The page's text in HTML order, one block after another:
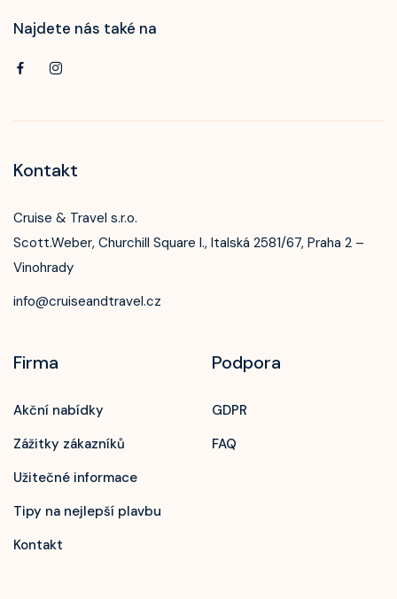
Najdete nás také na
Kontakt
Cruise & Travel s.r.o.
Scott.Weber, Churchill Square I., Italská 2581/67, Praha 2 –
Vinohrady
info@cruiseandtravel.cz
Firma
Akční nabídky
Zážitky zákazníků
Užitečné informace
Tipy na nejlepší plavbu
Kontakt
Podpora
GDPR
FAQ